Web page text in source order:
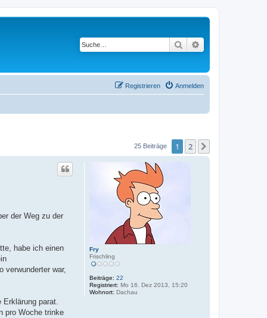
Suche
Anmelden
Registrieren
25 Beiträge 1 2
Fry
Frischling
Beiträge: 22
Registriert: Mo 16. Dez 2013, 15:20
Wohnort: Dachau
der Weg zu der
habe ich einen
verwunderter war,
Erklärung parat.
pro Woche trinke